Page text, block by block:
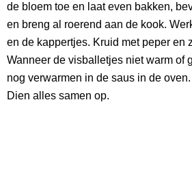
de bloem toe en laat even bakken,
en breng al roerend aan de kook.
en de kappertjes. Kruid met peper en
Wanneer de visballetjes niet warm of
nog verwarmen in de saus in de oven.
Dien alles samen op.